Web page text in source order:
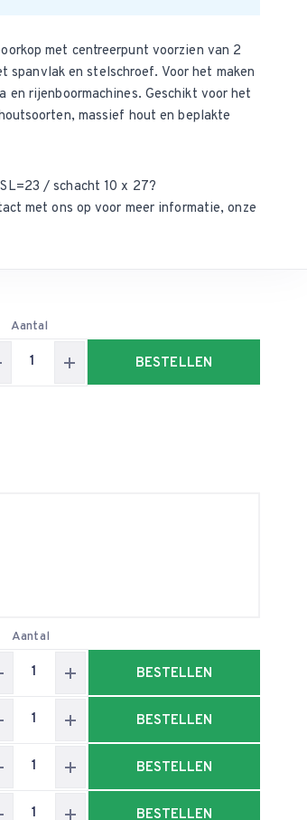
met centreerpunt voorzien van 2
spanvlak en stelschroef. Voor het maken
en rijenboormachines. Geschikt voor het
massief hout en beplakte
/ schacht 10 x 27?
met ons op voor meer informatie, onze
Aantal
BESTELLEN
Aantal
BESTELLEN
BESTELLEN
BESTELLEN
BESTELLEN